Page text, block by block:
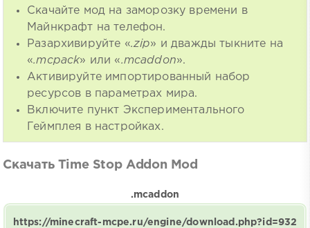
Скачайте мод на заморозку времени в
Майнкрафт на телефон.
Разархивируйте «.zip» и дважды тыкните на
«.mcpack» или «.mcaddon».
Активируйте импортированный набор
ресурсов в параметрах мира.
Включите пункт Экспериментального
Геймплея в настройках.
Скачать Time Stop Addon Mod
.mcaddon
https://minecraft-mcpe.ru/engine/download.php?id=932